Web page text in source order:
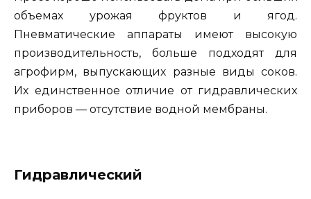
объемах урожая фруктов и ягод.
Пневматические аппараты имеют высокую
производительность, больше подходят для
агрофирм, выпускающих разные виды соков.
Их единственное отличие от гидравлических
приборов — отсутствие водной мембраны.
Гидравлический